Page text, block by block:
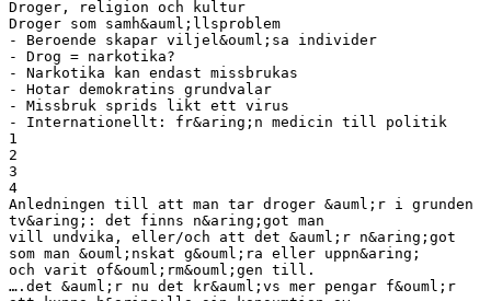
Droger, religion och kultur
Droger som samh&auml;llsproblem
- Beroende skapar viljel&ouml;sa individer
- Drog = narkotika?
- Narkotika kan endast missbrukas
- Hotar demokratins grundvalar
- Missbruk sprids likt ett virus
- Internationellt: fr&aring;n medicin till politik
1
2
3
4
Anledningen till att man tar droger &auml;r i grunden
tv&aring;: det finns n&aring;got man
vill undvika, eller/och att det &auml;r n&aring;got
som man &ouml;nskat g&ouml;ra eller uppn&aring;
och varit of&ouml;rm&ouml;gen till.
….det &auml;r nu det kr&auml;vs mer pengar f&ouml;r